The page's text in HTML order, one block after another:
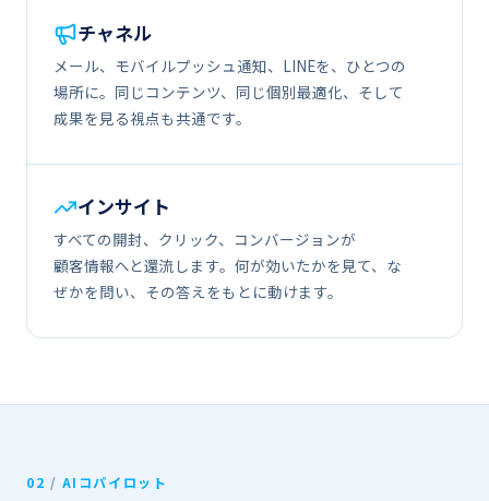
チャネル
メール、​​モバイルプッシュ通知、​​LINEを、​​ひとつの​​
場所に。​​同じ​​コンテンツ、​​同じ​​個別最適化、​​そして​​
成果を​​見る​​視点も​​共通です。
インサイト
すべての​​開封、​​クリック、​​コンバージ​​ョンが​​
顧客情報へと​​還流します。​​何が​​効いたかを​​見て、​​な​
ぜかを​​問い、​​その​​答えを​​もとに​​動けます。
02 / AIコパイロット